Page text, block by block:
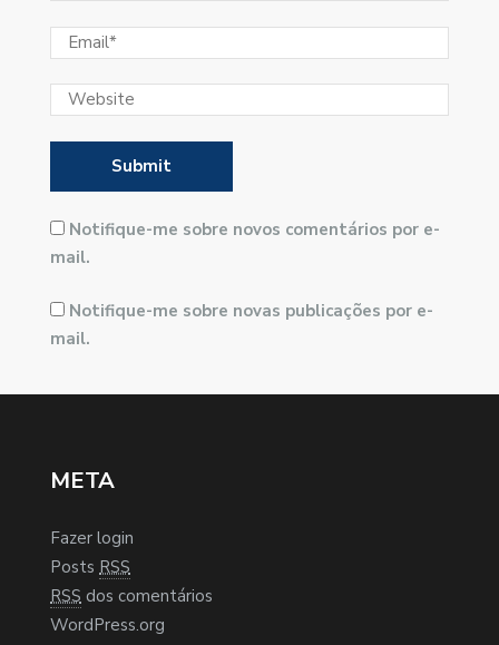
Notifique-me sobre novos comentários por e-
mail.
Notifique-me sobre novas publicações por e-
mail.
META
Fazer login
Posts RSS
RSS dos comentários
WordPress.org